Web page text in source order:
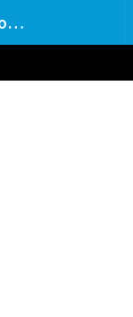
Farming Simulator 25 Mods | FS25 Mods Stahování